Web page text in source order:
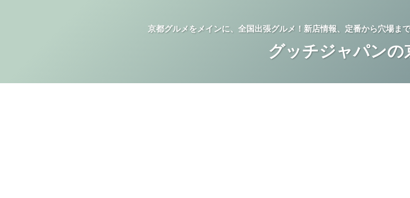
京都グルメをメインに、全国出張グルメ！新店情報、定番から穴場ま
グッチジャパンの